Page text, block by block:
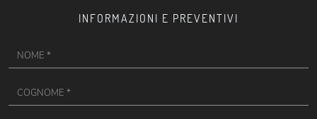
INFORMAZIONI E PREVENTIVI